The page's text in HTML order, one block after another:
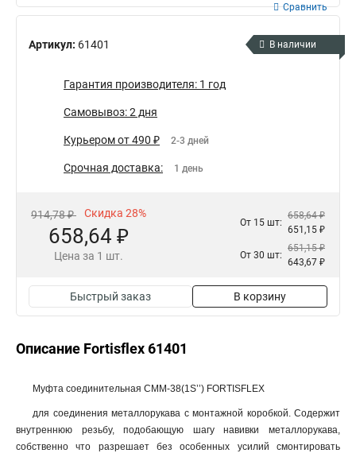
Артикул: 61401
Сравнить
В наличии
Гарантия производителя: 1 год
Самовывоз: 2 дня
Курьером от 490 ₽ 2-3 дней
Срочная доставка: 1 день
914,78 ₽ Скидка 28%
658,64 ₽
Цена за 1 шт.
От 15 шт:
658,64 ₽
651,15 ₽
От 30 шт:
651,15 ₽
643,67 ₽
Быстрый заказ В корзину
Описание Fortisflex 61401
Муфта соединительная СММ-38(1Ѕ’’) FORTISFLEX
для соединения металлорукава с монтажной коробкой. Содержит
внутреннюю резьбу, подобающую шагу навивки металлорукава,
собственно что разрешает без особенных усилий смонтировать